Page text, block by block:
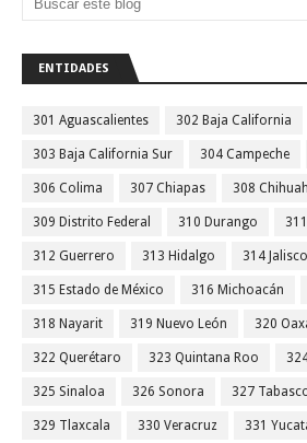
ENTIDADES
301 Aguascalientes 302 Baja California
303 Baja California Sur 304 Campeche
306 Colima 307 Chiapas 308
309 Distrito Federal 310 Durango
312 Guerrero 313 Hidalgo 314 Jalisco
315 Estado de México 316 Michoacán
318 Nayarit 319 Nuevo León 320
322 Querétaro 323 Quintana Roo
325 Sinaloa 326 Sonora 327
329 Tlaxcala 330 Veracruz 331